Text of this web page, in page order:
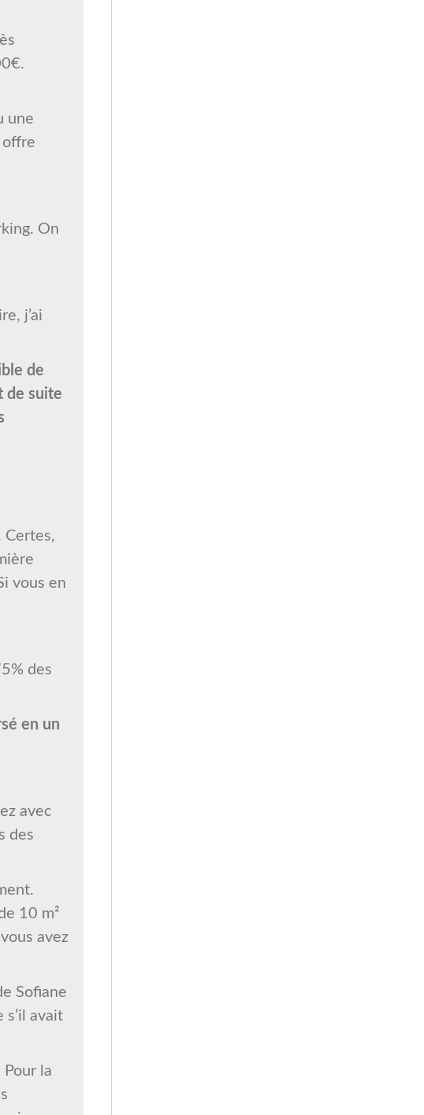
une
offre
On
j’ai
de
de suite
Certes,
vous en
des
en un
avec
des
10 m²
avez
Sofiane
s’il avait
Pour la